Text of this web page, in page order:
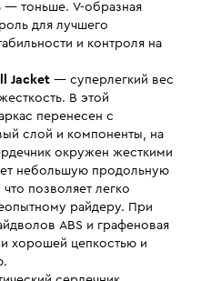
тоньше. V-образная
для лучшего
и контроля на
Jacket — суперлегкий вес
В этой
перенесен с
слой и компоненты, на
окружен жесткими
небольшую продольную
позволяет легко
райдеру. При
ABS и графеновая
хорошей цепкостью и